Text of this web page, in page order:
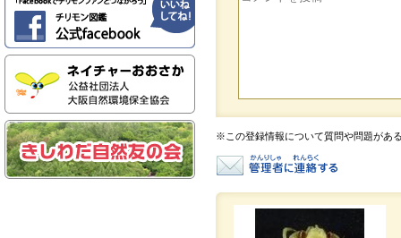
※この登録情報について質問や問題があ